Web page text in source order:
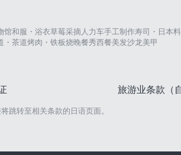
馆和服・浴衣草莓采摘人力车手工制作寿司・日本
・茶道烤肉・铁板烧晚餐秀西餐美发沙龙美甲
旅游业条款（
跳转至相关条款的日语页面。